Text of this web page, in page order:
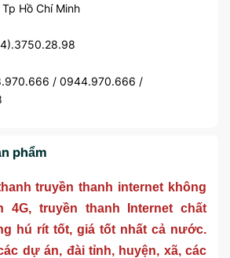
Hồ Chí Minh
/ 0944.970.666 /
phẩm
truyền thanh internet không
4G, truyền thanh Internet chất
hú rít tốt, giá tốt nhất cả nước.
dự án, đài tỉnh, huyện, xã, các